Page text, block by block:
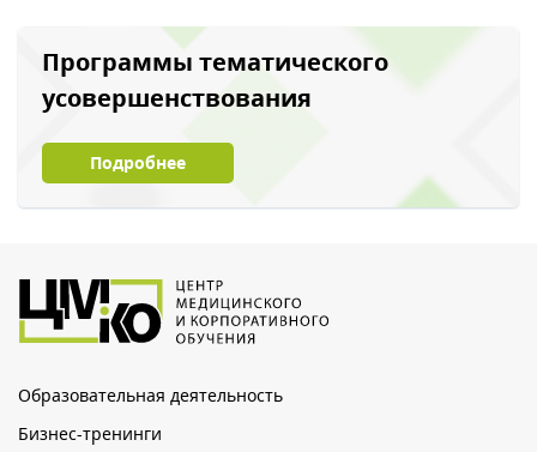
Программы тематического
усовершенствования
Подробнее
Образовательная деятельность
Бизнес-тренинги